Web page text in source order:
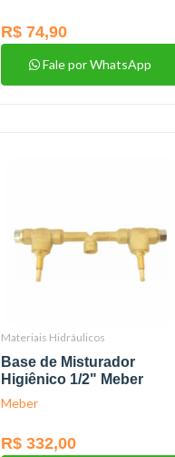
R$ 74,90
Fale por WhatsApp
Materiais Hidráulicos
Base de Misturador
Higiênico 1/2" Meber
Meber
R$ 332,00